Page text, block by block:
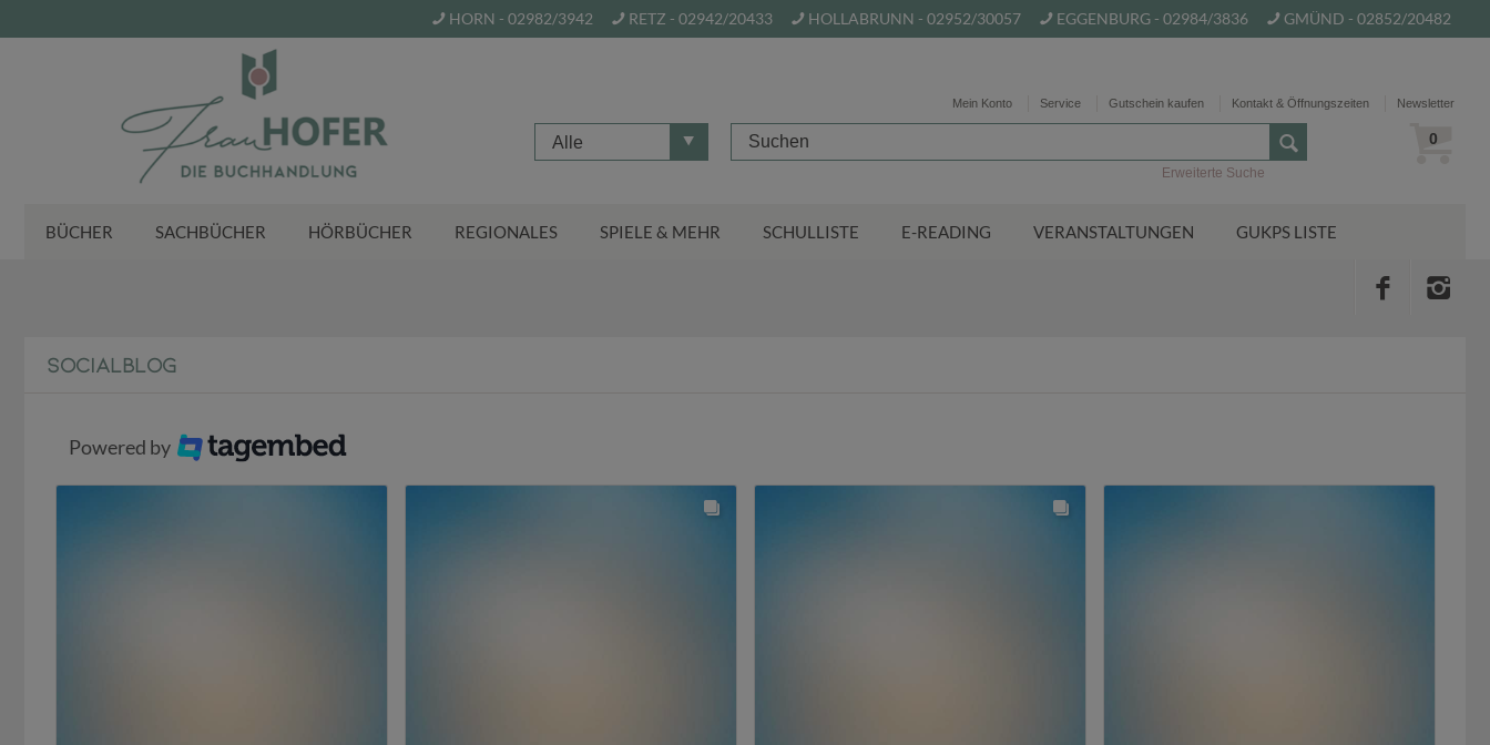
HORN - 02982/3942 RETZ - 02942/20433 HOLLABRUNN - 02952/30057 EGGENBURG - 02984/3836 GMÜND - 02852/20482
Mein Konto Service Gutschein kaufen Kontakt & Öffnungszeiten Newsletter
Alle 0
Erweiterte Suche
BÜCHER SACHBÜCHER HÖRBÜCHER REGIONALES SPIELE & MEHR SCHULLISTE E-READING VERANSTALTUNGEN GUKPS LISTE
SOCIALBLOG
Powered by